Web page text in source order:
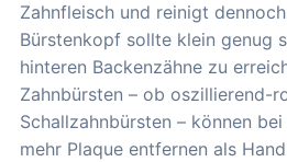
Zahnfleisch und reinigt
Bürstenkopf sollte klein genug
hinteren Backenzähne zu
Zahnbürsten – ob oszillierend-
Schallzahnbürsten – können
mehr Plaque entfernen als